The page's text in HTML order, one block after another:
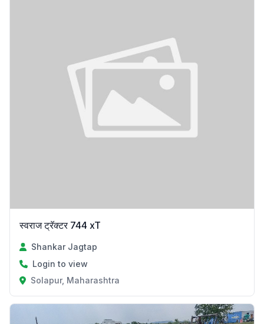
स्वराज ट्रॅक्टर 744 xT
Shankar Jagtap
Login to view
Solapur, Maharashtra